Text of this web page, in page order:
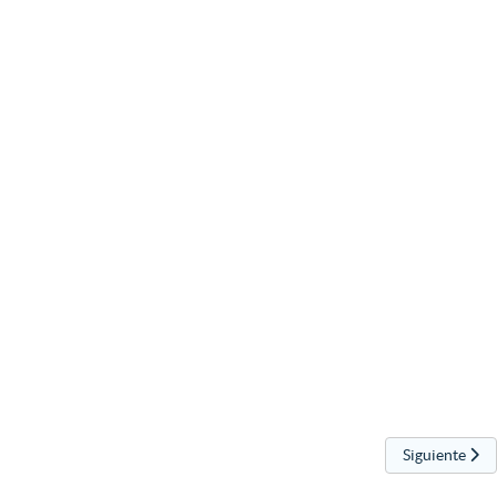
Artículo
Siguiente